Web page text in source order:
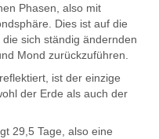
Phasen, also mit
Dies ist auf die
sich ständig ändernden
Mond zurückzuführen.
ist der einzige
der Erde als auch der
29,5 Tage, also eine